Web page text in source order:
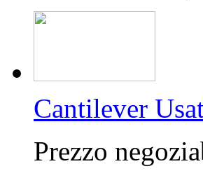
Cantilever
Prezzo